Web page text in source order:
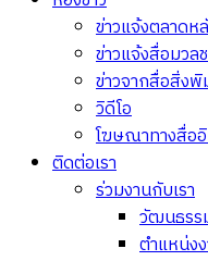
ข่าวแจ้งตลาด
ข่าวแจ้งสื่อมวล
ข่าวจากสื่อสิ่ง
วิดีโอ
โฆษณาทางสื่อ
ติดต่อเรา
ร่วมงานกับเรา
วัฒนธรร
ตำแหน่ง